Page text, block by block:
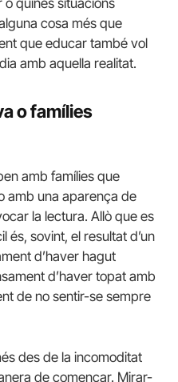
o quines situacions
cosa més que
que educar també vol
amb aquella realitat.
o famílies
amb famílies que
amb una aparença de
la lectura. Allò que es
sovint, el resultat d’un
d’haver hagut
d’haver topat amb
de no sentir-se sempre
des de la incomoditat
de començar. Mirar-